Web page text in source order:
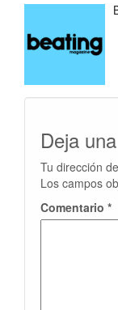
Deja
Tu dirección
Los campos
Comentario *